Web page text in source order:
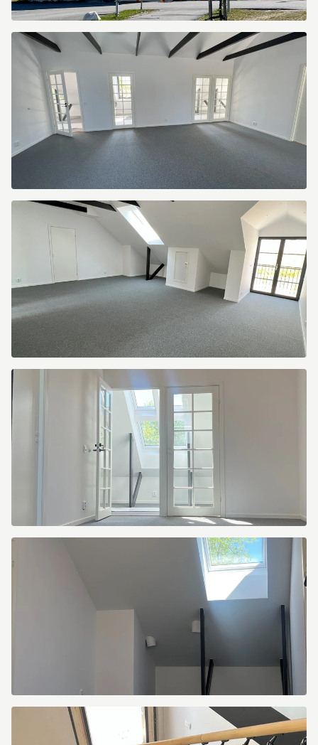
Norra
Leden
Norra
Norra
Leden
Norra
Leden